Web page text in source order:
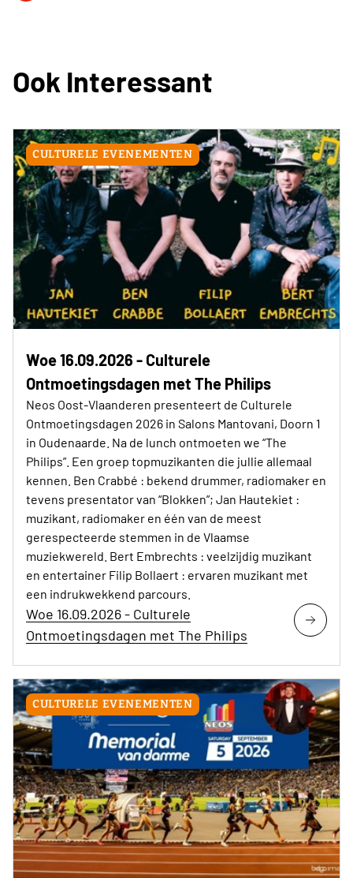
Ook Interessant
CULTURELE EVENEMENTEN
Woe 16.09.2026 - Culturele
Ontmoetingsdagen met The Philips
Neos Oost-Vlaanderen presenteert de Culturele
Ontmoetingsdagen 2026 in Salons Mantovani, Doorn 1
in Oudenaarde. Na de lunch ontmoeten we “The
Philips”. Een groep topmuzikanten die jullie allemaal
kennen. Ben Crabbé : bekend drummer, radiomaker en
tevens presentator van “Blokken”; Jan Hautekiet :
muzikant, radiomaker en één van de meest
gerespecteerde stemmen in de Vlaamse
muziekwereld. Bert Embrechts : veelzijdig muzikant
en entertainer Filip Bollaert : ervaren muzikant met
een indrukwekkend parcours.
Woe 16.09.2026 - Culturele
Ontmoetingsdagen met The Philips
CULTURELE EVENEMENTEN